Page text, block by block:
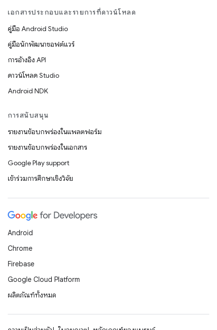
เอกสารประกอบและรายการที่ดาวน์โหลด
คู่มือ Android Studio
คู่มือนักพัฒนาซอฟต์แวร์
การอ้างอิง API
ดาวน์โหลด Studio
Android NDK
การสนับสนุน
รายงานข้อบกพร่องในแพลตฟอร์ม
รายงานข้อบกพร่องในเอกสาร
Google Play support
เข้าร่วมการศึกษาเชิงวิจัย
Android
Chrome
Firebase
Google Cloud Platform
ผลิตภัณฑ์ทั้งหมด